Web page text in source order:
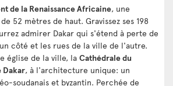
de la Renaissance Africaine, une
52 mètres de haut. Gravissez ses 198
admirer Dakar qui s'étend à perte de
côté et les rues de la ville de l'autre.
église de la ville, la Cathédrale du
Dakar, à l'architecture unique: un
soudanais et byzantin. Perchée de